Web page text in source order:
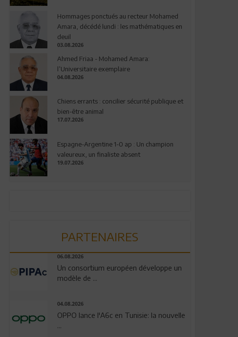
Hommages ponctués au recteur Mohamed
Amara, décédé lundi : les mathématiques en
deuil
03.08.2026
Ahmed Friaa - Mohamed Amara:
l’Universitaire exemplaire
04.08.2026
Chiens errants : concilier sécurité publique et
bien-être animal
17.07.2026
Espagne-Argentine 1-0 ap : Un champion
valeureux, un finaliste absent
19.07.2026
PARTENAIRES
06.08.2026
Un consortium européen développe un
modèle de ...
04.08.2026
OPPO lance l'A6c en Tunisie: la nouvelle
...